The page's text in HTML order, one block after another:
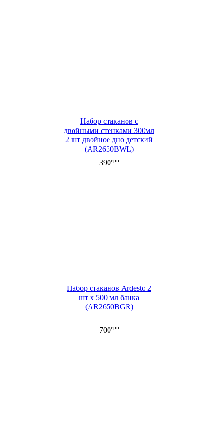
Набор стаканов с
двойными стенками 300мл
2 шт двойное дно детский
(AR2630BWL)
390грн
Набор стаканов Ardesto 2
шт х 500 мл банка
(AR2650BGR)
700грн